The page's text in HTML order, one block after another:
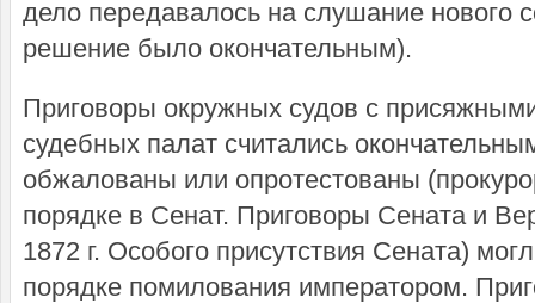
дело передавалось на слушание нового
решение было окончательным).
Приговоры окружных судов с
судебных палат считались
обжалованы или опротестованы
порядке в Сенат. Приговоры Сената и
1872 г. Особого присутствия Сената)
порядке помилования императором.